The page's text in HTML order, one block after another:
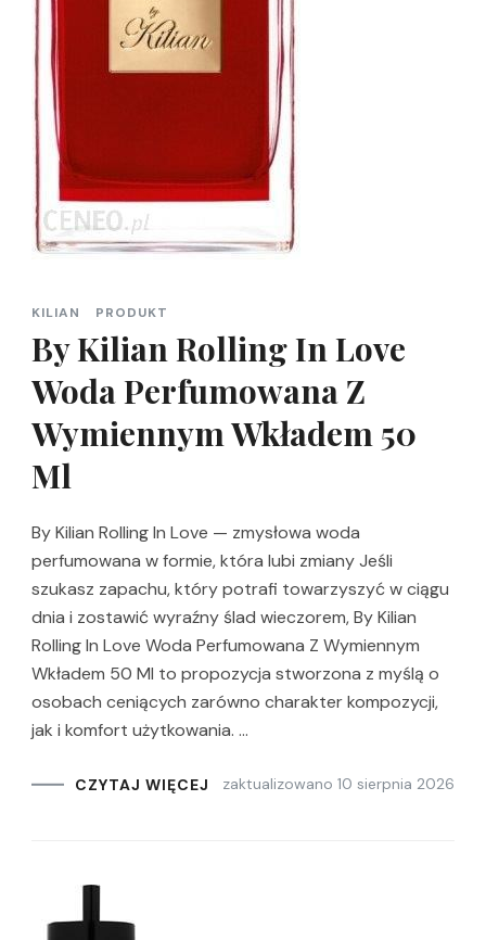
KILIAN PRODUKT
By Kilian Rolling In Love
Woda Perfumowana Z
Wymiennym Wkładem 50
Ml
By Kilian Rolling In Love — zmysłowa woda
perfumowana w formie, która lubi zmiany Jeśli
szukasz zapachu, który potrafi towarzyszyć w ciągu
dnia i zostawić wyraźny ślad wieczorem, By Kilian
Rolling In Love Woda Perfumowana Z Wymiennym
Wkładem 50 Ml to propozycja stworzona z myślą o
osobach ceniących zarówno charakter kompozycji,
jak i komfort użytkowania. …
CZYTAJ WIĘCEJ zaktualizowano 10 sierpnia 2026